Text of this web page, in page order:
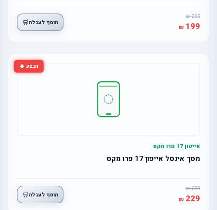
260
199 הוסף לעגלה🛒
מבצע 🔥
אייפון 17 פרו מקס
מסך אינסל אייפון 17 פרו מקס
299
229 הוסף לעגלה🛒